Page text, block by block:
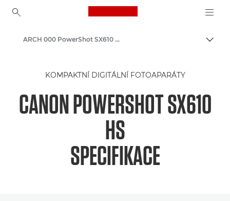
Canon Logo, back to
ARCH 000 PowerShot SX610 HS
KOMPAKTNÍ DIGITÁLNÍ FOTOAPARÁTY
CANON POWERSHOT SX610
HS
SPECIFIKACE